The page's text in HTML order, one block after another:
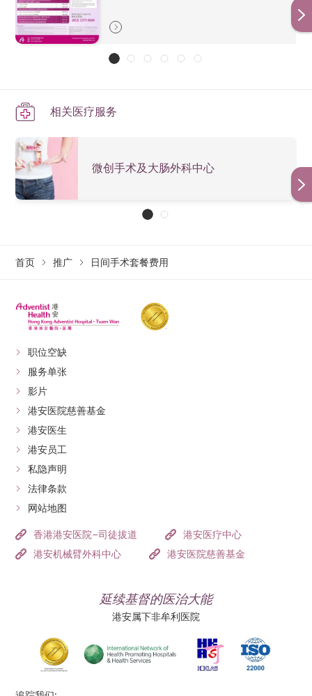
相关医疗服务
微创手术及大肠外科中心
首页 推广 日间手术套餐费用
职位空缺
服务单张
影片
港安医院慈善基金
港安医生
港安员工
私隐声明
法律条款
网站地图
香港港安医院–司徒拔道
港安医疗中心
港安机械臂外科中心
港安医院慈善基金
延续基督的医治大能
港安属下非牟利医院